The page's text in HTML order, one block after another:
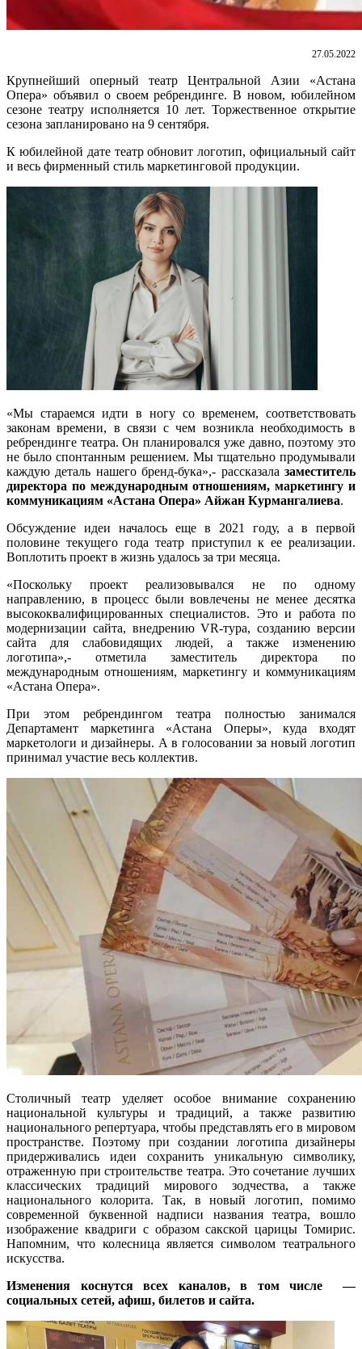
27.05.2022
Крупнейший оперный театр Центральной Азии «Астана
Опера» объявил о своем ребрендинге. В новом, юбилейном
сезоне театру исполняется 10 лет. Торжественное открытие
сезона запланировано на 9 сентября.
К юбилейной дате театр обновит логотип, официальный сайт
и весь фирменный стиль маркетинговой продукции.
«Мы стараемся идти в ногу со временем, соответствовать
законам времени, в связи с чем возникла необходимость в
ребрендинге театра. Он планировался уже давно, поэтому это
не было спонтанным решением. Мы тщательно продумывали
каждую деталь нашего бренд-бука»,- рассказала заместитель
директора по международным отношениям, маркетингу и
коммуникациям «Астана Опера» Айжан Курмангалиева.
Обсуждение идеи началось еще в 2021 году, а в первой
половине текущего года театр приступил к ее реализации.
Воплотить проект в жизнь удалось за три месяца.
«Поскольку проект реализовывался не по одному
направлению, в процесс были вовлечены не менее десятка
высококвалифицированных специалистов. Это и работа по
модернизации сайта, внедрению VR-тура, созданию версии
сайта для слабовидящих людей, а также изменению
логотипа»,- отметила заместитель директора по
международным отношениям, маркетингу и коммуникациям
«Астана Опера».
При этом ребрендингом театра полностью занимался
Департамент маркетинга «Астана Оперы», куда входят
маркетологи и дизайнеры. А в голосовании за новый логотип
принимал участие весь коллектив.
Столичный театр уделяет особое внимание сохранению
национальной культуры и традиций, а также развитию
национального репертуара, чтобы представлять его в мировом
пространстве. Поэтому при создании логотипа дизайнеры
придерживались идеи сохранить уникальную символику,
отраженную при строительстве театра. Это сочетание лучших
классических традиций мирового зодчества, а также
национального колорита. Так, в новый логотип, помимо
современной буквенной надписи названия театра, вошло
изображение квадриги с образом сакской царицы Томирис.
Напомним, что колесница является символом театрального
искусства.
Изменения коснутся всех каналов, в том числе —
социальных сетей, афиш, билетов и сайта.